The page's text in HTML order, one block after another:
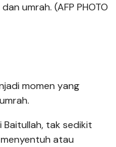
umrah. (AFP PHOTO
momen yang
Baitullah, tak sedikit
atau